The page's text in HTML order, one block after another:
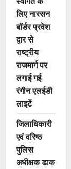
लिए नारसन
बॉर्डर प्रवेश
द्वार से
राष्ट्रीय
राजमार्ग पर
लगाई गई
रंगीन एलईडी
लाइटें
जिलाधिकारी
एवं वरिष्ठ
पुलिस
अधीक्षक डाक